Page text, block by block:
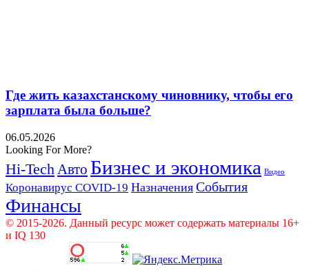
Где жить казахстанскому чиновнику, чтобы его
зарплата была больше?
06.05.2026
Looking For More?
Hi-Tech Авто Бизнес и экономика Видео
Коронавирус COVID-19 Назначения События
Финансы
© 2015-2026. Данный ресурс может содержать материалы 16+
и IQ 130